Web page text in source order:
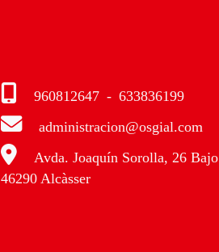
960812647 - 633836199
administracion@osgial.com
Avda. Joaquín Sorolla, 26 Bajo
46290 Alcàsser